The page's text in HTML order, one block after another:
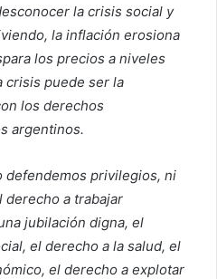
la crisis social y
la inflación erosiona
los precios a niveles
crisis puede ser la
los derechos
argentinos.
defendemos privilegios, ni
derecho a trabajar
jubilación digna, el
el derecho a la salud, el
el derecho a explotar